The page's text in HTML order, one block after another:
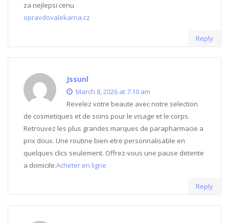
za nejlepsi cenu
opravdovalekarna.cz
Reply
Jssunl
March 8, 2026 at 7:10 am
Revelez votre beaute avec notre selection
de cosmetiques et de soins pour le visage et le corps.
Retrouvez les plus grandes marques de parapharmacie a
prix doux. Une routine bien-etre personnalisable en
quelques clics seulement. Offrez-vous une pause detente
a domicile.Acheter en ligne
Reply